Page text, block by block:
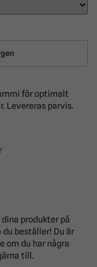
för optimalt
Levereras parvis.
produkter på
beställer! Du är
om du har några
till.